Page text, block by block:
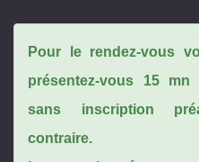
Pour le rendez-vous
présentez-vous 15
sans inscription
contraire.